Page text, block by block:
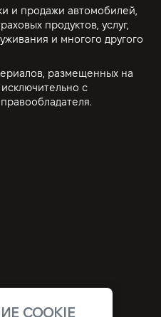
и продажи автомобилей,
продуктов, услуг,
и многого другого
размещенных на
исключительно с
COOKIE